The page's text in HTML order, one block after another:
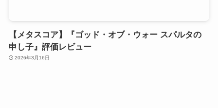
【メタスコア】『ゴッド・オブ・ウォー スパルタの
申し子』評価レビュー
2026年3月16日